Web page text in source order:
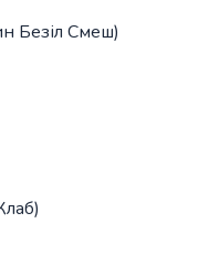
Безіл Смеш)